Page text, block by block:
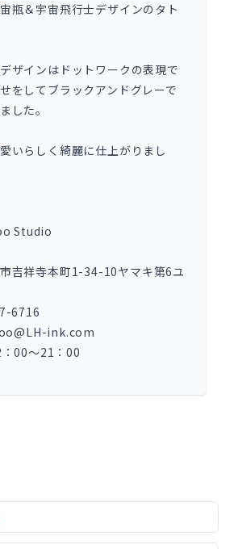
瓶＆宇宙飛行士デザインのタト
ザインはドットワークの表現で
をしてブラックアンドグレーで
した。
いらしく綺麗に仕上がりまし
Studio
吉祥寺本町1-34-10ヤマキ第6ユ
6716
ink.com
00～21：00